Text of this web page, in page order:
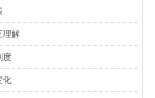
理解
度
化